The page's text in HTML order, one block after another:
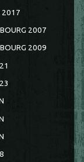
2017
2007
2009